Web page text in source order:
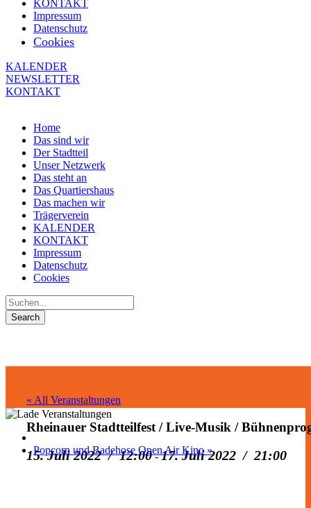
KONTAKT
Impressum
Datenschutz
Cookies
KALENDER
NEWSLETTER
KONTAKT
Home
Das sind wir
Der Stadtteil
Unser Netzwerk
Das steht an
Das Quartiershaus
Das machen wir
Trägerverein
KALENDER
KONTAKT
Impressum
Datenschutz
Cookies
« All Veranstaltungen
Rheinauer Stadtteilfest / Live-Musik /
15. Juli 2022 / 12:00-17. Juli 2022 / 21:00
Popcorn und Badehose Open Air Kino »